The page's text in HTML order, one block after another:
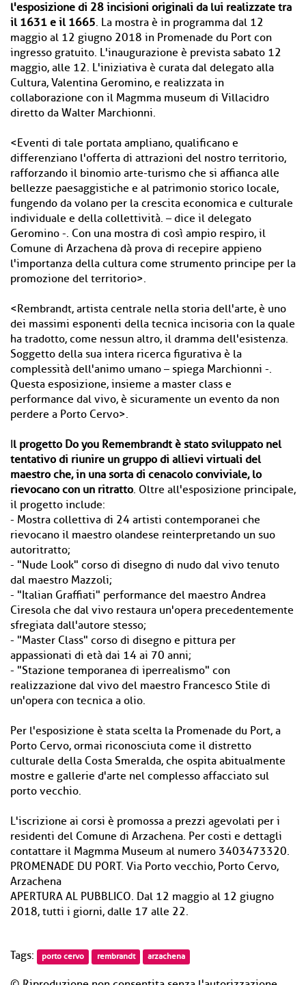
l'esposizione di 28 incisioni originali da lui realizzate tra
il 1631 e il 1665. La mostra è in programma dal 12
maggio al 12 giugno 2018 in Promenade du Port con
ingresso gratuito. L'inaugurazione è prevista sabato 12
maggio, alle 12. L'iniziativa è curata dal delegato alla
Cultura, Valentina Geromino, e realizzata in
collaborazione con il Magmma museum di Villacidro
diretto da Walter Marchionni.
<Eventi di tale portata ampliano, qualificano e
differenziano l'offerta di attrazioni del nostro territorio,
rafforzando il binomio arte-turismo che si affianca alle
bellezze paesaggistiche e al patrimonio storico locale,
fungendo da volano per la crescita economica e culturale
individuale e della collettività. – dice il delegato
Geromino -. Con una mostra di così ampio respiro, il
Comune di Arzachena dà prova di recepire appieno
l'importanza della cultura come strumento principe per la
promozione del territorio>.
<Rembrandt, artista centrale nella storia dell'arte, è uno
dei massimi esponenti della tecnica incisoria con la quale
ha tradotto, come nessun altro, il dramma dell'esistenza.
Soggetto della sua intera ricerca figurativa è la
complessità dell'animo umano – spiega Marchionni -.
Questa esposizione, insieme a master class e
performance dal vivo, è sicuramente un evento da non
perdere a Porto Cervo>.
Il progetto Do you Remembrandt è stato sviluppato nel
tentativo di riunire un gruppo di allievi virtuali del
maestro che, in una sorta di cenacolo conviviale, lo
rievocano con un ritratto. Oltre all'esposizione principale,
il progetto include:
- Mostra collettiva di 24 artisti contemporanei che
rievocano il maestro olandese reinterpretando un suo
autoritratto;
- "Nude Look" corso di disegno di nudo dal vivo tenuto
dal maestro Mazzoli;
- "Italian Graffiati" performance del maestro Andrea
Ciresola che dal vivo restaura un'opera precedentemente
sfregiata dall'autore stesso;
- "Master Class" corso di disegno e pittura per
appassionati di età dai 14 ai 70 anni;
- "Stazione temporanea di iperrealismo" con
realizzazione dal vivo del maestro Francesco Stile di
un'opera con tecnica a olio.
Per l'esposizione è stata scelta la Promenade du Port, a
Porto Cervo, ormai riconosciuta come il distretto
culturale della Costa Smeralda, che ospita abitualmente
mostre e gallerie d'arte nel complesso affacciato sul
porto vecchio.
L'iscrizione ai corsi è promossa a prezzi agevolati per i
residenti del Comune di Arzachena. Per costi e dettagli
contattare il Magmma Museum al numero 3403473320.
PROMENADE DU PORT. Via Porto vecchio, Porto Cervo,
Arzachena
APERTURA AL PUBBLICO. Dal 12 maggio al 12 giugno
2018, tutti i giorni, dalle 17 alle 22.
Tags: porto cervo rembrandt arzachena